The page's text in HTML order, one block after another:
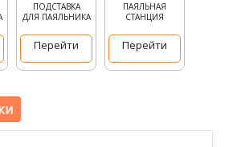
ПОДСТАВКА
ДЛЯ ПАЯЛЬНИКА
Перейти
ПАЯЛЬНАЯ
СТАНЦИЯ
Перейти